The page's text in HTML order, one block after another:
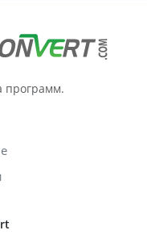
программ.